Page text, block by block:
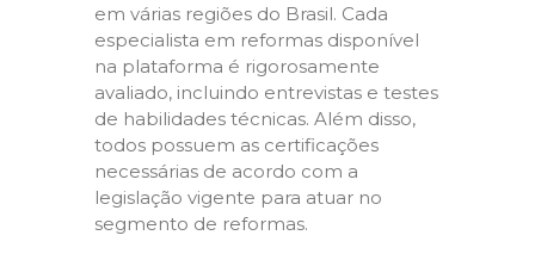
em várias regiões do Brasil. Cada
especialista em reformas disponível
na plataforma é rigorosamente
avaliado, incluindo entrevistas e testes
de habilidades técnicas. Além disso,
todos possuem as certificações
necessárias de acordo com a
legislação vigente para atuar no
segmento de reformas.